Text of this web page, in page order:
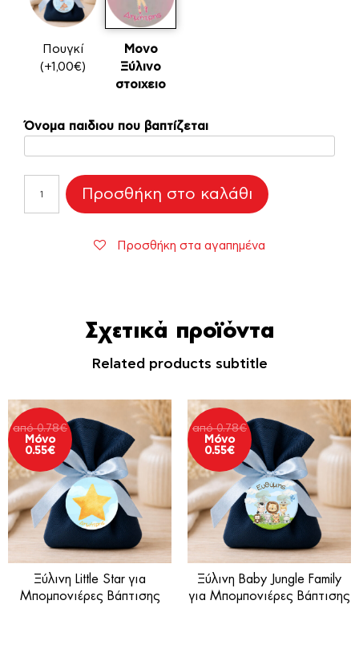
Πουγκί
(+1,00€)
Μονο
Ξύλινο
στοιχειο
Όνομα παιδιου που βαπτίζεται
Pink
Προσθήκη στο καλάθι
Προσθήκη στα αγαπημένα
Σχετικά προϊόντα
Related products subtitle
Ξύλινη Little Star για
Μπομπονιέρες Βάπτισης
από 0.78€
Μόνο
0.55€
Ξύλινη Baby Jungle Family
για Μπομπονιέρες Βάπτισης
από 0.78€
Μόνο
0.55€